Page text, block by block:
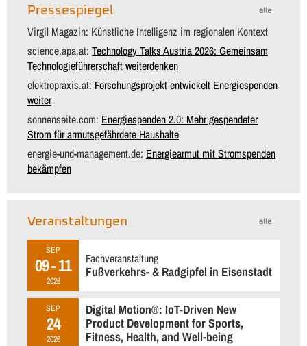
alle
Pressespiegel
Virgil Magazin: Künstliche Intelligenz im regionalen Kontext
science.apa.at: Technology Talks Austria 2026: Gemeinsam
Technologieführerschaft weiterdenken
elektropraxis.at: Forschungsprojekt entwickelt Energiespenden
weiter
sonnenseite.com: Energiespenden 2.0: Mehr gespendeter
Strom für armutsgefährdete Haushalte
energie-und-management.de: Energiearmut mit Stromspenden
bekämpfen
alle
Veranstaltungen
SEP
09 - 11
2026
Fachveranstaltung
Fußverkehrs- & Radgipfel in Eisenstadt
SEP
24
2026
Digital Motion®: IoT-Driven New
Product Development for Sports,
Fitness, Health, and Well-being